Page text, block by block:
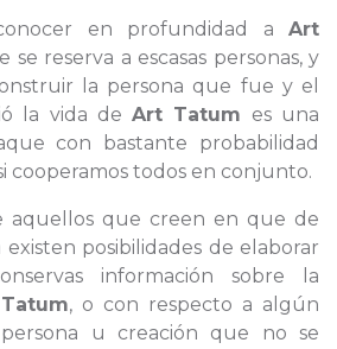
en profundidad a Art
se reserva a escasas personas, y
la persona que fue y el
la vida deArt Tatum es una
con bastante probabilidad
cooperamos todos en conjunto.
aquellos que creen en que de
posibilidades de elaborar
información sobre la
, o con respecto a algún
u creación que no se